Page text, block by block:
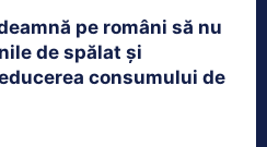
pe români să nu
de spălat și
consumului de